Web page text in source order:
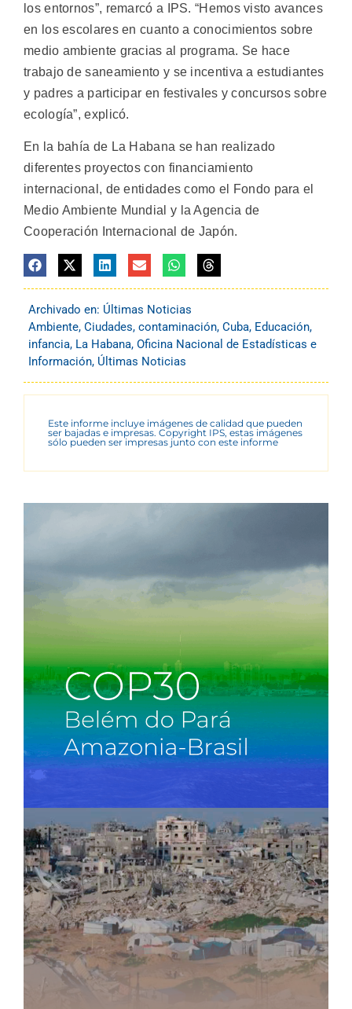
los entornos”, remarcó a IPS. “Hemos visto avances
en los escolares en cuanto a conocimientos sobre
medio ambiente gracias al programa. Se hace
trabajo de saneamiento y se incentiva a estudiantes
y padres a participar en festivales y concursos sobre
ecología”, explicó.
En la bahía de La Habana se han realizado
diferentes proyectos con financiamiento
internacional, de entidades como el Fondo para el
Medio Ambiente Mundial y la Agencia de
Cooperación Internacional de Japón.
Archivado en: Últimas Noticias
Ambiente, Ciudades, contaminación, Cuba, Educación,
infancia, La Habana, Oficina Nacional de Estadísticas e
Información, Últimas Noticias
Este informe incluye imágenes de calidad que pueden
ser bajadas e impresas. Copyright IPS, estas imágenes
sólo pueden ser impresas junto con este informe